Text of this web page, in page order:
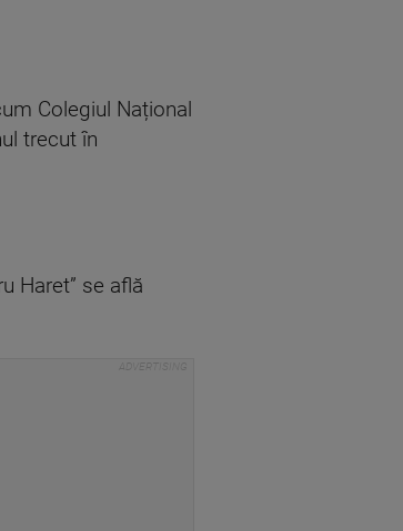
Colegiul Național
trecut în
Haret” se află